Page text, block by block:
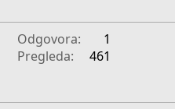
Odgovora
1
Pregleda
461